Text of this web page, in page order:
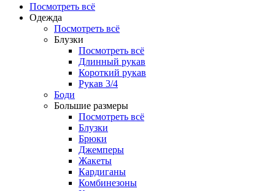
Посмотреть всё
Одежда
Посмотреть всё
Блузки
Посмотреть всё
Длинный рукав
Короткий рукав
Рукав 3/4
Боди
Большие размеры
Посмотреть всё
Блузки
Брюки
Джемперы
Жакеты
Кардиганы
Комбинезоны